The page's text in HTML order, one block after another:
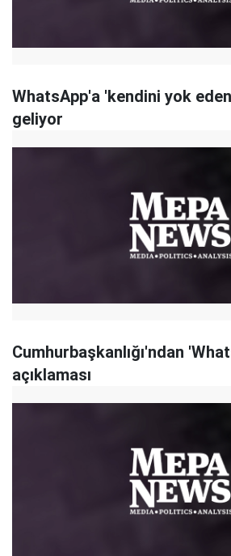
WhatsApp'a 'kendini yok
geliyor
Cumhurbaşkanlığı'ndan
açıklaması